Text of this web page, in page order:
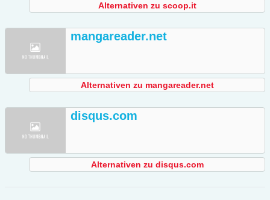
Alternativen zu scoop.it
mangareader.net
Alternativen zu mangareader.net
disqus.com
Alternativen zu disqus.com